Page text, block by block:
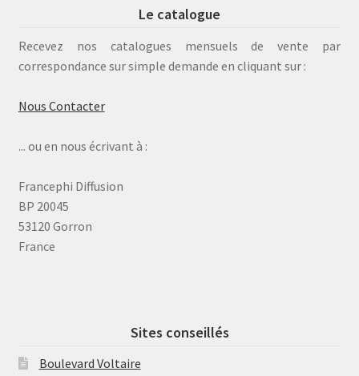
Le catalogue
Recevez nos catalogues mensuels de vente par
correspondance sur simple demande en cliquant sur :
Nous Contacter
... ou en nous écrivant à :
Francephi Diffusion
BP 20045
53120 Gorron
France
Sites conseillés
Boulevard Voltaire